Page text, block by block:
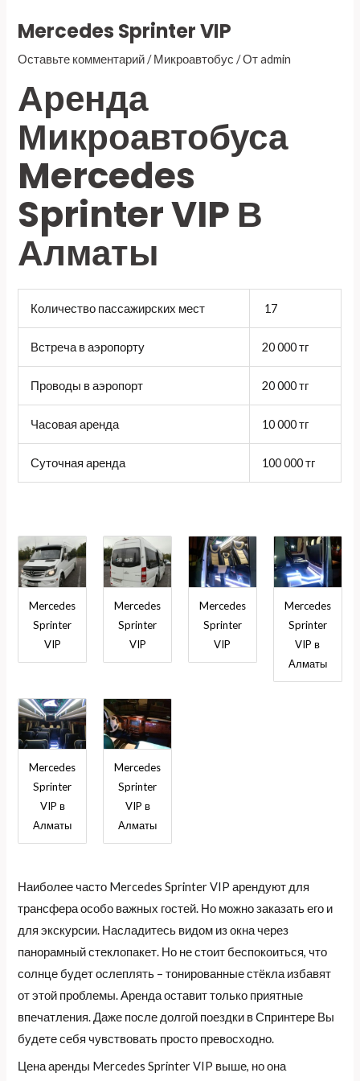
Mercedes Sprinter VIP
Оставьте комментарий /Микроавтобус / Отadmin
Аренда
Микроавтобуса
Mercedes
Sprinter VIP В
Алматы
Количество пассажирских мест 17
Встреча в аэропорту 20 000 тг
Проводы в аэропорт 20 000 тг
Часовая аренда 10 000 тг
Суточная аренда 100 000 тг
Mercedes
Sprinter
VIP
Mercedes
Sprinter
VIP
Mercedes
Sprinter
VIP
Mercedes
Sprinter
VIP в
Алматы
Mercedes
Sprinter
VIP в
Алматы
Mercedes
Sprinter
VIP в
Алматы
Наиболее часто Mercedes Sprinter VIP арендуют для
трансфера особо важных гостей. Но можно заказать его и
для экскурсии. Насладитесь видом из окна через
панорамный стеклопакет. Но не стоит беспокоиться, что
солнце будет ослеплять – тонированные стёкла избавят
от этой проблемы. Аренда оставит только приятные
впечатления. Даже после долгой поездки в Спринтере Вы
будете себя чувствовать просто превосходно.
Цена аренды Mercedes Sprinter VIP выше, но она